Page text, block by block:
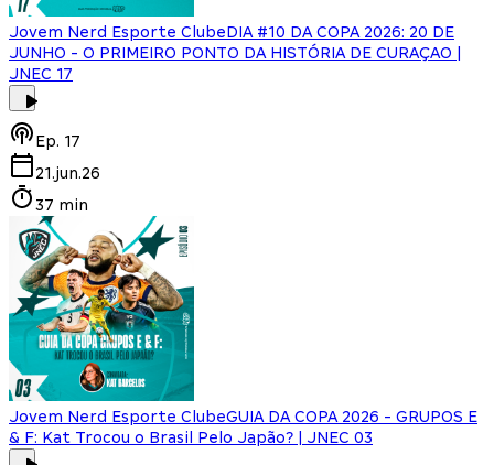
Jovem Nerd Esporte ClubeDIA #10 DA COPA 2026: 20 DE
JUNHO - O PRIMEIRO PONTO DA HISTÓRIA DE CURAÇAO |
JNEC 17
Ep. 17
21.jun.26
37 min
Jovem Nerd Esporte ClubeGUIA DA COPA 2026 - GRUPOS E
& F: Kat Trocou o Brasil Pelo Japão? | JNEC 03